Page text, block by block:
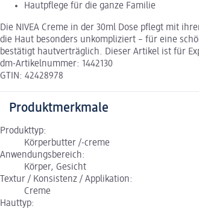
Hautpflege für die ganze Familie
Die NIVEA Creme in der 30ml Dose pflegt mit
die Haut besonders unkompliziert – für eine
bestätigt hautverträglich. Dieser Artikel ist für
dm-Artikelnummer: 1442130
GTIN: 42428978
Produktmerkmale
Produkttyp:
Körperbutter /-creme
Anwendungsbereich:
Körper, Gesicht
Textur / Konsistenz / Applikation:
Creme
Hauttyp: